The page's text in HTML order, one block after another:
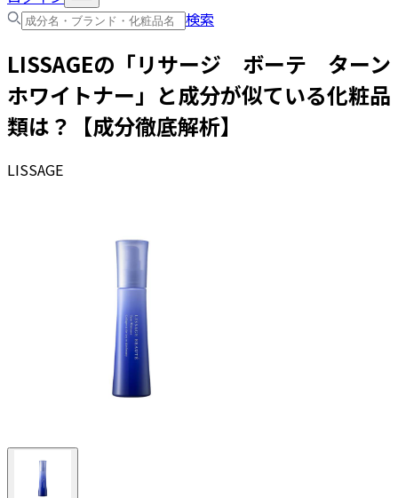
検索
LISSAGEの「リサージ ボーテ ターン
ホワイトナー 」と成分が似ている化粧品
類は？【成分徹底解析】
LISSAGE